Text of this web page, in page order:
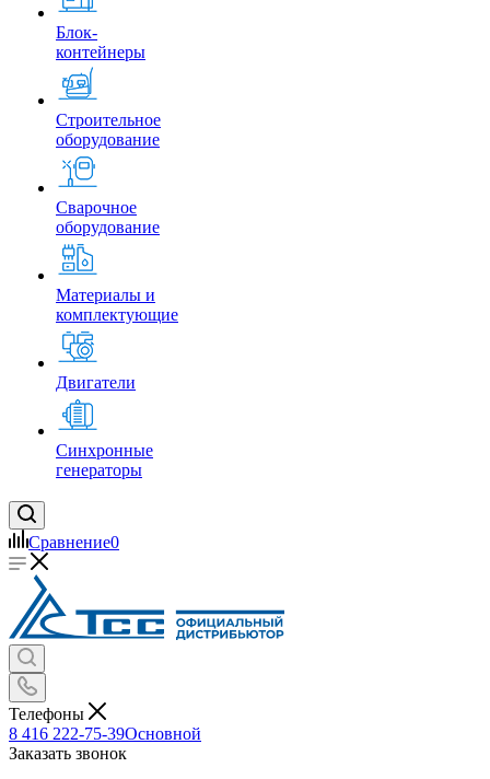
Блок-
контейнеры
Строительное
оборудование
Сварочное
оборудование
Материалы и
комплектующие
Двигатели
Синхронные
генераторы
Сравнение0
Телефоны
8 416 222-75-39Основной
Заказать звонок